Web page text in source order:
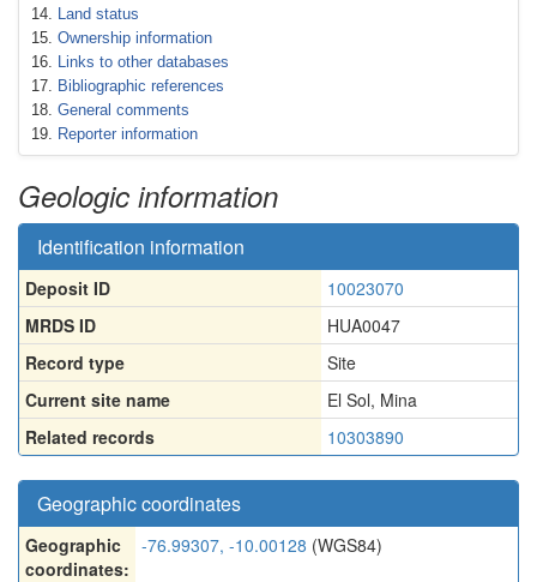
Land status
Ownership information
Links to other databases
Bibliographic references
General comments
Reporter information
Geologic information
Identification information
Deposit ID
10023070
MRDS ID
HUA0047
Record type
Site
Current site name
El Sol, Mina
Related records
10303890
Geographic coordinates
Geographic
coordinates:
-76.99307, -10.00128 (WGS84)